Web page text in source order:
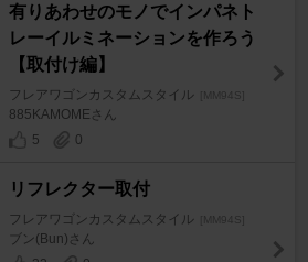
有りあわせのモノでインパネト
レーイルミネーションを作ろう
【取付け編】
フレアワゴンカスタムスタイル [MM94S]
885KAMOMEさん
5
0
リフレクター取付
フレアワゴンカスタムスタイル [MM94S]
ブン(Bun)さん